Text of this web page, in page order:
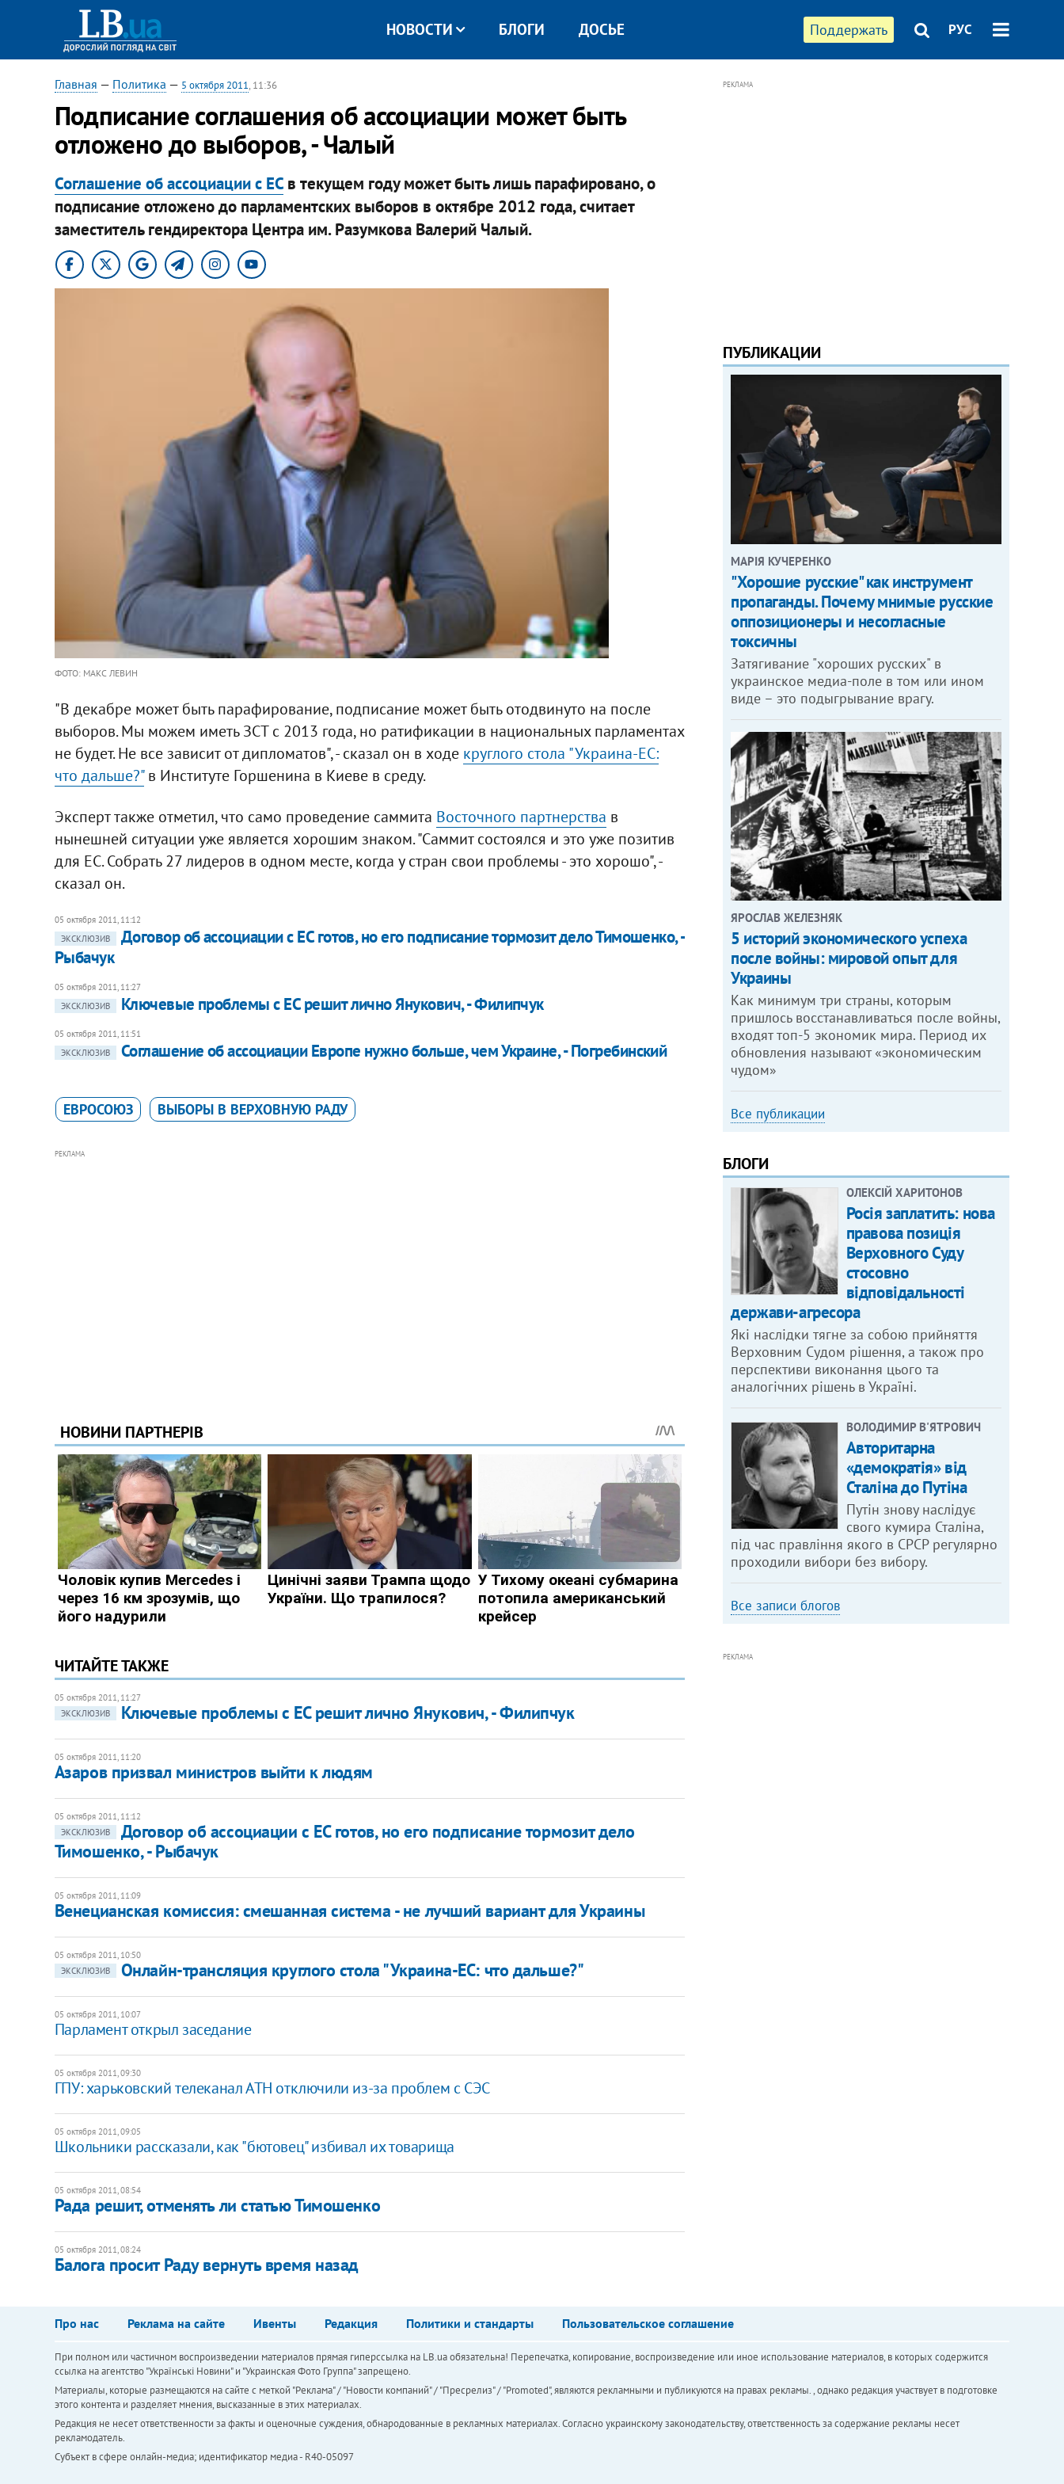
Поддержать РУС
НОВОСТИ БЛОГИ ДОСЬЕ
Главная — Политика — 5 октября 2011, 11:36
Подписание соглашения об ассоциации может быть
отложено до выборов, - Чалый
Соглашение об ассоциации с ЕСв текущем году может быть лишь парафировано, о
подписание отложено до парламентских выборов в октябре 2012 года, считает
заместитель гендиректора Центра им. Разумкова Валерий Чалый.
ФОТО: МАКС ЛЕВИН
"В декабре может быть парафирование, подписание может быть отодвинуто на после
выборов. Мы можем иметь ЗСТ с 2013 года, но ратификации в национальных парламентах
не будет. Не все зависит от дипломатов", - сказал он в ходе круглого стола "Украина-ЕС:
что дальше?"в Институте Горшенина в Киеве в среду.
Эксперт также отметил, что само проведение саммита Восточного партнерства в
нынешней ситуации уже является хорошим знаком. "Саммит состоялся и это уже позитив
для ЕС. Собрать 27 лидеров в одном месте, когда у стран свои проблемы - это хорошо", -
сказал он.
05 октября 2011, 11:12
ЭКСКЛЮЗИВ
Договор об ассоциации с ЕС готов, но его подписание тормозит дело Тимошенко, -
Рыбачук
05 октября 2011, 11:27
ЭКСКЛЮЗИВ
Ключевые проблемы с ЕС решит лично Янукович, - Филипчук
05 октября 2011, 11:51
ЭКСКЛЮЗИВ
Соглашение об ассоциации Европе нужно больше, чем Украине, - Погребинский
ЕВРОСОЮЗ ВЫБОРЫ В ВЕРХОВНУЮ РАДУ
РЕКЛАМА
ЧИТАЙТЕ ТАКЖЕ
05 октября 2011, 11:27
ЭКСКЛЮЗИВ
Ключевые проблемы с ЕС решит лично Янукович, - Филипчук
05 октября 2011, 11:20
Азаров призвал министров выйти к людям
05 октября 2011, 11:12
ЭКСКЛЮЗИВ
Договор об ассоциации с ЕС готов, но его подписание тормозит дело
Тимошенко, - Рыбачук
05 октября 2011, 11:09
Венецианская комиссия: смешанная система - не лучший вариант для Украины
05 октября 2011, 10:50
ЭКСКЛЮЗИВ
Онлайн-трансляция круглого стола "Украина-ЕС: что дальше?"
05 октября 2011, 10:07
Парламент открыл заседание
05 октября 2011, 09:30
ГПУ: харьковский телеканал АТН отключили из-за проблем с СЭС
05 октября 2011, 09:05
Школьники рассказали, как "бютовец" избивал их товарища
05 октября 2011, 08:54
Рада решит, отменять ли статью Тимошенко
05 октября 2011, 08:24
Балога просит Раду вернуть время назад
РЕКЛАМА
ПУБЛИКАЦИИ
МАРІЯ КУЧЕРЕНКО
"Хорошие русские" как инструмент
пропаганды. Почему мнимые русские
оппозиционеры и несогласные
токсичны
Затягивание "хороших русских" в
украинское медиа-поле в том или ином
виде – это подыгрывание врагу.
ЯРОСЛАВ ЖЕЛЕЗНЯК
5 историй экономического успеха
после войны: мировой опыт для
Украины
Как минимум три страны, которым
пришлось восстанавливаться после войны,
входят топ-5 экономик мира. Период их
обновления называют «экономическим
чудом»
Все публикации
БЛОГИ
ОЛЕКСІЙ ХАРИТОНОВ
Росія заплатить: нова
правова позиція
Верховного Суду
стосовно
відповідальності
держави-агресора
Які наслідки тягне за собою прийняття
Верховним Судом рішення, а також про
перспективи виконання цього та
аналогічних рішень в Україні.
ВОЛОДИМИР В'ЯТРОВИЧ
Авторитарна
«демократія» від
Сталіна до Путіна
Путін знову наслідує
свого кумира Сталіна,
під час правління якого в СРСР регулярно
проходили вибори без вибору.
Все записи блогов
РЕКЛАМА
Про нас Реклама на сайте Ивенты Редакция Политики и стандарты Пользовательское соглашение
При полном или частичном воспроизведении материалов прямая гиперссылка на LB.ua обязательна! Перепечатка, копирование, воспроизведение или иное использование материалов, в которых содержится
ссылка на агентство "Українськi Новини" и "Украинская Фото Группа" запрещено.
Материалы, которые размещаются на сайте с меткой "Реклама" / "Новости компаний" / "Пресрелиз" / "Promoted", являются рекламными и публикуются на правах рекламы. , однако редакция участвует в подготовке
этого контента и разделяет мнения, высказанные в этих материалах.
Редакция не несет ответственности за факты и оценочные суждения, обнародованные в рекламных материалах. Согласно украинскому законодательству, ответственность за содержание рекламы несет
рекламодатель.
Субъект в сфере онлайн-медиа; идентификатор медиа - R40-05097